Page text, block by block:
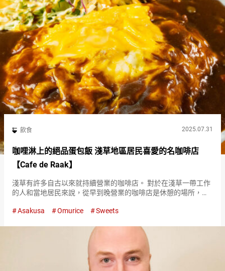
飲食 2025.07.31
咖哩淋上的絕品蛋包飯 淺草地區居民喜愛的名咖啡店
【Cafe de Raak】
淺草有許多自古以來就持續營業的咖啡店。 對於在淺草一帶工作
的人和當地居民來說，從早到晚營業的咖啡店是休憩的場所，也
街的『Cafe de Raak』。 從物超所值且份量十足的蛋包飯開始…
Asakusa Omurice Sweets